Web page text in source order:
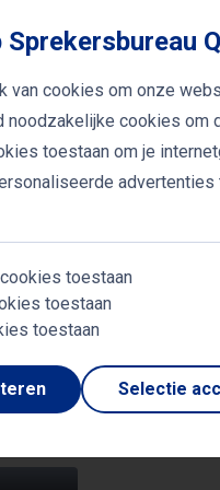
verbeteren en
actie
die Reichardt
door te voeren.
in hun processen
maar zorgt er ook
Sprekersbureau
van cookies om onze
noodzakelijke cookies om
toestaan om je
advertenties
toestaan
toestaan
toestaan
Selectie